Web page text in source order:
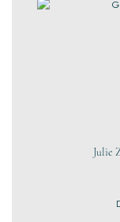
Julie